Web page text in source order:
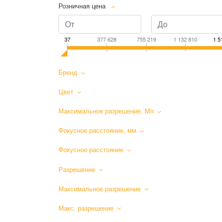
Розничная цена
37 377 628 755 219 1 132 810 1
Бренд
Цвет
Максимальное разрешение, Мп
Фокусное расстояние, мм
Фокусное расстояние
Разрешение
Максимальное разрешение
Макс. разрешение